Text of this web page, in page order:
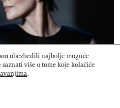
kako jedan komad nakita
ceo stajling
obezbedili najbolje moguće
više o tome koje kolačiće
.
Banner